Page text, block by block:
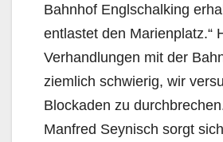
Bahnhof Englschalking
entlastet den Marienplatz.“
Verhandlungen mit der
ziemlich schwierig, wir
Blockaden zu
Manfred Seynisch sorgt